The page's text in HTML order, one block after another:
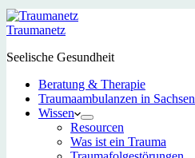
Traumanetz
Seelische Gesundheit
Beratung & Therapie
Traumaambulanzen in Sachsen
Wissen
Resourcen
Was ist ein Trauma